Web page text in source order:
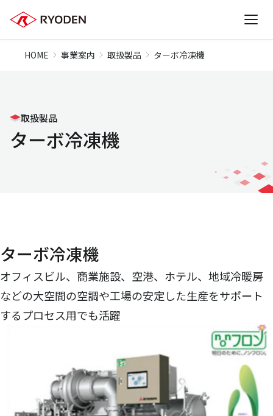
HOME 事業案内 取扱製品 ターボ冷凍機
取扱製品
ターボ冷凍機
ターボ冷凍機
オフィスビル、商業施設、空港、ホテル、地域冷暖房
などの大空間の空調や工場の安定した生産をサポート
するプロセス用でも活躍